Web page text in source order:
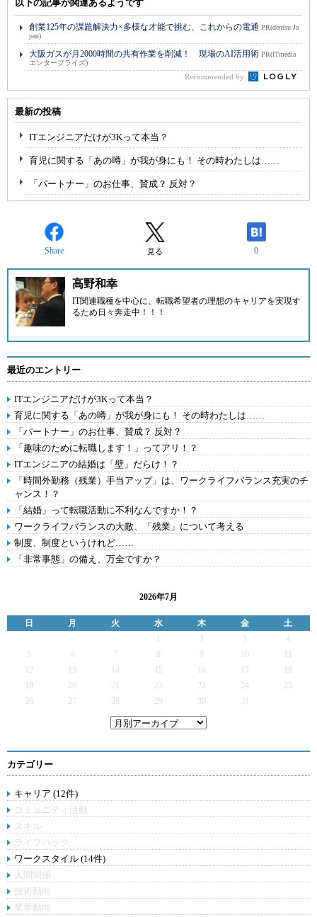
以下の記事が関連あるようです
創業125年の課題解決力×多様な才能で挑む、これからの電通 PR(dentsu Ja
pan)
大阪ガスが月2000時間の共有作業を削減！ 現場のAI活用術 PR(ITmedia
エンタープライズ)
Recommended by
最新の投稿
ITエンジニアだけが3Kって本当？
育児に関する「あの噂」が我が身にも！ その時わたしは……
「パートナー」のお仕事、賛成？ 反対？
Share 見る 0
高野和幸
IT関連職種を中心に、転職希望者の理想のキャリアを実現す
るため日々奔走中！！！
最近のエントリー
ITエンジニアだけが3Kって本当？
育児に関する「あの噂」が我が身にも！ その時わたしは……
「パートナー」のお仕事、賛成？ 反対？
「趣味のために転職します！」ってアリ！？
ITエンジニアの結婚は「壁」だらけ！？
「時間外勤務（残業）手当アップ」は、ワークライフバランス充実のチ
ャンス！？
「結婚」って転職活動に不利なんですか！？
ワークライフバランスの大敵、「残業」について考える
制度、制度というけれど……
「非常事態」の備え、万全ですか？
2026年7月
日 月 火 水 木 金
土
2 3
4
5
6 7 9
12
13 14 15 16 17
19
20 21 22 23 24
25
26
27 28 29 30 31
カテゴリー
キャリア (12件)
コミュニティ活動
スキル
ライフハック
ワークスタイル (14件)
人間関係
技術動向
業界動向